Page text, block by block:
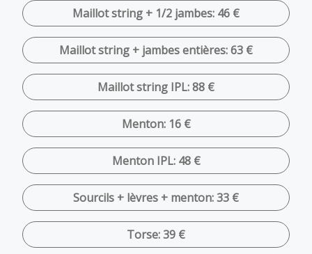
Maillot string + 1/2 jambes: 46 €
Maillot string + jambes entières: 63 €
Maillot string IPL: 88 €
Menton: 16 €
Menton IPL: 48 €
Sourcils + lèvres + menton: 33 €
Torse: 39 €